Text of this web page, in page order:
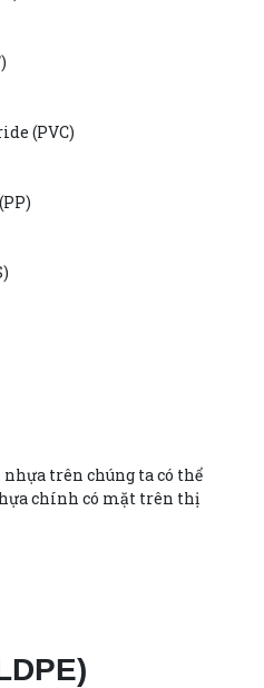
(PVC)
nhựa trên chúng ta có thể
chính có mặt trên thị